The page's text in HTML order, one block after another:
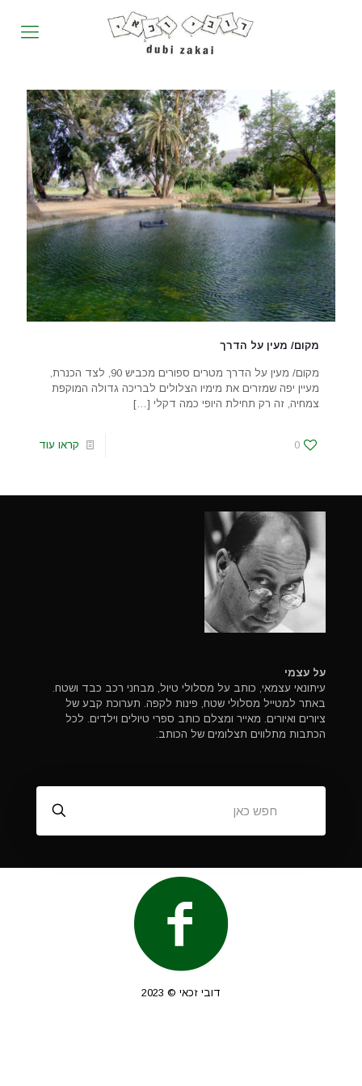
מקום/ מעין על הדרך
מקום/ מעין על הדרך מטרים ספורים מכביש 90, לצד הכנרת,
מעיין יפה שמזרים את מימיו הצלולים לבריכה גדולה המוקפת
צמחיה, זה רק תחילת היופי כמה דקלי […]
0 קראו עוד
על עצמי
עיתונאי עצמאי, כותב על מסלולי טיול, מבחני רכב כבד ושטח.
באתר למטייל מסלולי שטח, פינות לקפה. תערוכת קבע של
ציורים ואיורים. מאייר ומצלם כותב ספרי טיולים וילדים. לכל
הכתבות מתלווים תצלומים של הכותב.
דובי זכאי © 2023